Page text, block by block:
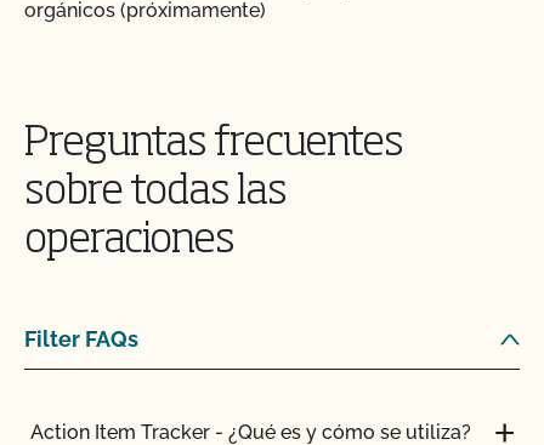
orgánicos (próximamente)
Preguntas frecuentes
sobre todas las
operaciones
Filter FAQs
Action Item Tracker - ¿Qué es y cómo se utiliza?
(JAS)?
¿Puedo comprar ingredientes ecológicos a un
producción orgánica?
en una instalación no certificada?